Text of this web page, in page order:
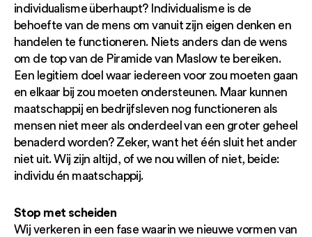
individualisme überhaupt? Individualisme is de
behoefte van de mens om vanuit zijn eigen denken en
handelen te functioneren. Niets anders dan de wens
om de top van de Piramide van Maslow te bereiken.
Een legitiem doel waar iedereen voor zou moeten gaan
en elkaar bij zou moeten ondersteunen. Maar kunnen
maatschappij en bedrijfsleven nog functioneren als
mensen niet meer als onderdeel van een groter geheel
benaderd worden? Zeker, want het één sluit het ander
niet uit. Wij zijn altijd, of we nou willen of niet, beide:
individu én maatschappij.
Stop met scheiden
Wij verkeren in een fase waarin we nieuwe vormen van